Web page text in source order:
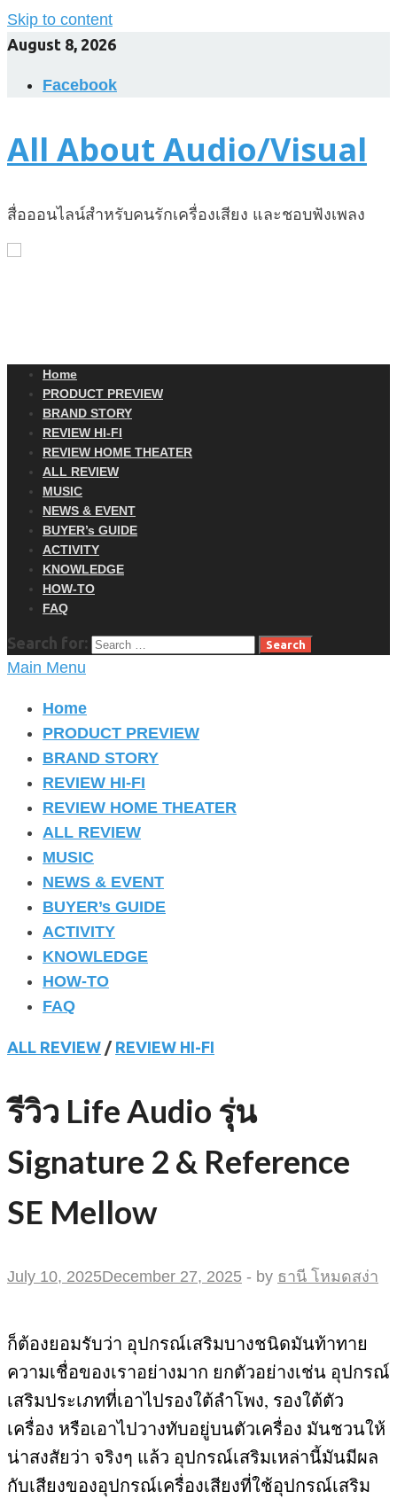
Skip to content
August 8, 2026
Facebook
All About Audio/Visual
สื่อออนไลน์สำหรับคนรักเครื่องเสียง และชอบฟังเพลง
Home
PRODUCT PREVIEW
BRAND STORY
REVIEW HI-FI
REVIEW HOME THEATER
ALL REVIEW
MUSIC
NEWS & EVENT
BUYER’s GUIDE
ACTIVITY
KNOWLEDGE
HOW-TO
FAQ
Search for:
Main Menu
Home
PRODUCT PREVIEW
BRAND STORY
REVIEW HI-FI
REVIEW HOME THEATER
ALL REVIEW
MUSIC
NEWS & EVENT
BUYER’s GUIDE
ACTIVITY
KNOWLEDGE
HOW-TO
FAQ
ALL REVIEW / REVIEW HI-FI
รีวิว Life Audio รุ่น
Signature 2 & Reference
SE Mellow
July 10, 2025December 27, 2025 - by ธานี โหมดสง่า
ก็ต้องยอมรับว่า อุปกรณ์เสริมบางชนิดมันท้าทาย
ความเชื่อของเราอย่างมาก ยกตัวอย่างเช่น อุปกรณ์
เสริมประเภทที่เอาไปรองใต้ลำโพง, รองใต้ตัว
เครื่อง หรือเอาไปวางทับอยู่บนตัวเครื่อง มันชวนให้
น่าสงสัยว่า จริงๆ แล้ว อุปกรณ์เสริมเหล่านี้มันมีผล
กับเสียงของอุปกรณ์เครื่องเสียงที่ใช้อุปกรณ์เสริม